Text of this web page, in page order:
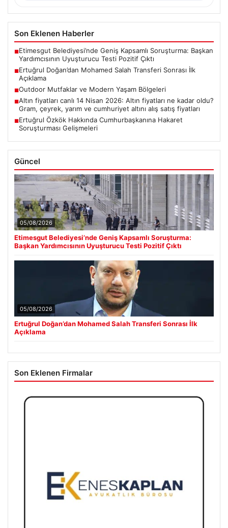
Son Eklenen Haberler
■Etimesgut Belediyesi’nde Geniş Kapsamlı Soruşturma: Başkan
Yardımcısının Uyuşturucu Testi Pozitif Çıktı
■Ertuğrul Doğan’dan Mohamed Salah Transferi Sonrası İlk
Açıklama
■Outdoor Mutfaklar ve Modern Yaşam Bölgeleri
■Altın fiyatları canlı 14 Nisan 2026: Altın fiyatları ne kadar oldu?
Gram, çeyrek, yarım ve cumhuriyet altını alış satış fiyatları
■Ertuğrul Özkök Hakkında Cumhurbaşkanına Hakaret
Soruşturması Gelişmeleri
Güncel
05/08/2026
Etimesgut Belediyesi’nde Geniş Kapsamlı Soruşturma:
Başkan Yardımcısının Uyuşturucu Testi Pozitif Çıktı
05/08/2026
Ertuğrul Doğan’dan Mohamed Salah Transferi Sonrası İlk
Açıklama
Son Eklenen Firmalar